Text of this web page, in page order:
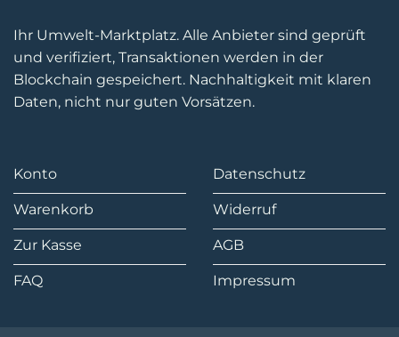
Ihr Umwelt-Marktplatz. Alle Anbieter sind geprüft
und verifiziert, Transaktionen werden in der
Blockchain gespeichert. Nachhaltigkeit mit klaren
Daten, nicht nur guten Vorsätzen.
Konto
Warenkorb
Zur Kasse
FAQ
Datenschutz
Widerruf
AGB
Impressum